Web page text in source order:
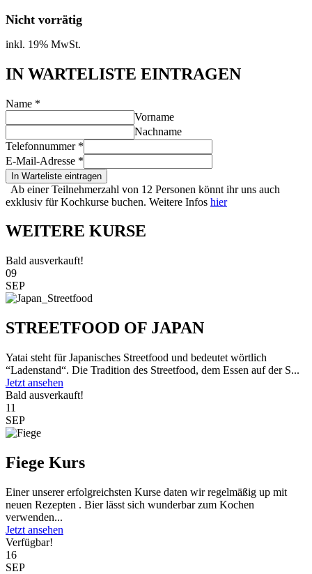
Nicht vorrätig
inkl. 19% MwSt.
IN WARTELISTE EINTRAGEN
Name *
Vorname
Nachname
Telefonnummer *
E-Mail-Adresse *
In Warteliste eintragen
Ab einer Teilnehmerzahl von 12 Personen könnt ihr uns auch
exklusiv für Kochkurse buchen. Weitere Infos hier
WEITERE KURSE
Bald ausverkauft!
09
SEP
STREETFOOD OF JAPAN
Yatai steht für Japanisches Streetfood und bedeutet wörtlich
“Ladenstand“. Die Tradition des Streetfood, dem Essen auf der S...
Jetzt ansehen
Bald ausverkauft!
11
SEP
Fiege Kurs
Einer unserer erfolgreichsten Kurse daten wir regelmäßig up mit
neuen Rezepten . Bier lässt sich wunderbar zum Kochen
verwenden...
Jetzt ansehen
Verfügbar!
16
SEP